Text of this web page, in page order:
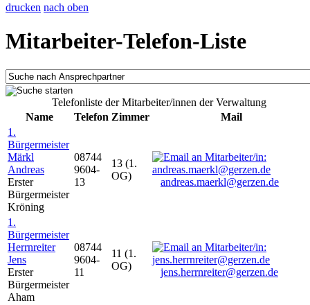
drucken nach oben
Mitarbeiter-Telefon-Liste
Telefonliste der Mitarbeiter/innen der Verwaltung
Name
Telefon Zimmer
Mail
1.
Bürgermeister
Märkl
Andreas
Erster
Bürgermeister
Kröning
08744
9604-
13
13 (1.
OG)
andreas.maerkl@gerzen.de
1.
Bürgermeister
Herrnreiter
Jens
Erster
Bürgermeister
Aham
08744
9604-
11
11 (1.
OG)
jens.herrnreiter@gerzen.de